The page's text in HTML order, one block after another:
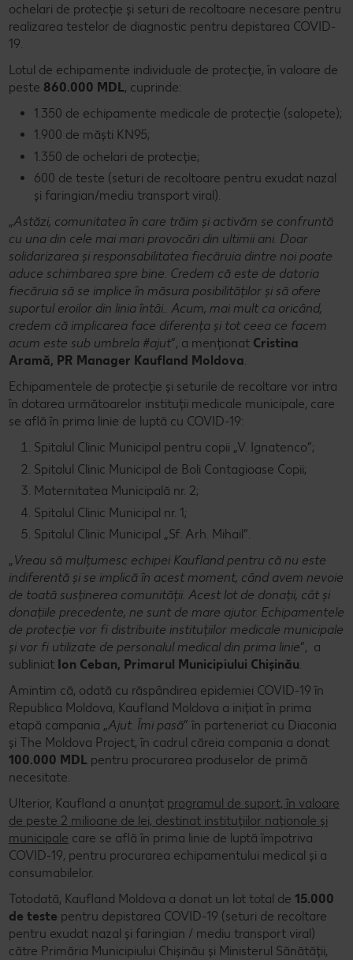
ochelari de protecție și seturi de recoltoare necesare pentru
realizarea testelor de diagnostic pentru depistarea COVID-
19.
Lotul de echipamente individuale de protecție, în valoare de
peste 860.000 MDL, cuprinde:
1.350 de echipamente medicale de protecție (salopete);
1.900 de măști KN95;
1.350 de ochelari de protecție;
600 de teste (seturi de recoltoare pentru exudat nazal
și faringian/mediu transport viral).
„Astăzi, comunitatea în care trăim și activăm se confruntă
cu una din cele mai mari provocări din ultimii ani. Doar
solidarizarea și responsabilitatea fiecăruia dintre noi poate
aduce schimbarea spre bine. Credem că este de datoria
fiecăruia să se implice în măsura posibilităților și să ofere
suportul eroilor din linia întâi.. Acum, mai mult ca oricând,
credem că implicarea face diferența și tot ceea ce facem
acum este sub umbrela #ajut”, a menționat Cristina
Aramă, PR Manager Kaufland Moldova.
Echipamentele de protecție și seturile de recoltare vor intra
în dotarea următoarelor instituții medicale municipale, care
se află în prima linie de luptă cu COVID-19:
Spitalul Clinic Municipal pentru copii „V. Ignatenco”;
Spitalul Clinic Municipal de Boli Contagioase Copii;
Maternitatea Municipală nr. 2;
Spitalul Clinic Municipal nr. 1;
Spitalul Clinic Municipal „Sf. Arh. Mihail”.
„Vreau să mulțumesc echipei Kaufland pentru că nu este
indiferentă și se implică în acest moment, când avem nevoie
de toată susținerea comunității. Acest lot de donații, cât și
donațiile precedente, ne sunt de mare ajutor. Echipamentele
de protecție vor fi distribuite instituțiilor medicale municipale
și vor fi utilizate de personalul medical din prima linie”, a
subliniat Ion Ceban, Primarul Municipiului Chișinău.
Amintim că, odată cu răspândirea epidemiei COVID-19 în
Republica Moldova, Kaufland Moldova a inițiat în prima
etapă campania „Ajut. Îmi pasă” în parteneriat cu Diaconia
și The Moldova Project, în cadrul căreia compania a donat
100.000 MDL pentru procurarea produselor de primă
necesitate.
Ulterior, Kaufland a anunțat programul de suport, în valoare
de peste 2 milioane de lei, destinat instituțiilor naționale și
municipale care se află în prima linie de luptă împotriva
COVID-19, pentru procurarea echipamentului medical și a
consumabilelor.
Totodată, Kaufland Moldova a donat un lot total de 15.000
de teste pentru depistarea COVID-19 (seturi de recoltare
pentru exudat nazal și faringian / mediu transport viral)
către Primăria Municipiului Chișinău și Ministerul Sănătății,